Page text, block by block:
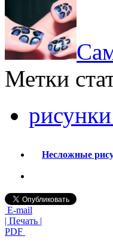
Метки
Несложные
E-mail
| Печать |
PDF